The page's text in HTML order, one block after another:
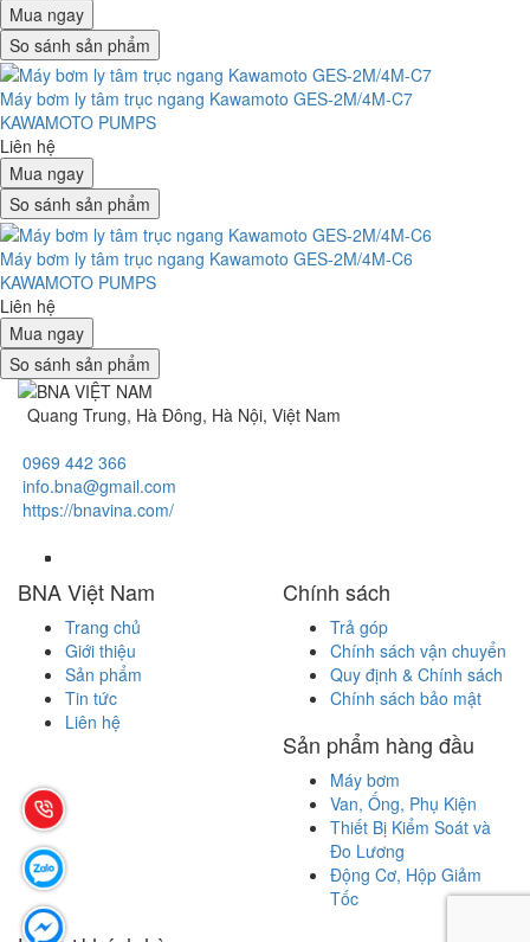
Mua ngay
So sánh sản phẩm
Máy bơm ly tâm trục ngang Kawamoto GES-2M/4M-C7
KAWAMOTO PUMPS
Liên hệ
Mua ngay
So sánh sản phẩm
Máy bơm ly tâm trục ngang Kawamoto GES-2M/4M-C6
KAWAMOTO PUMPS
Liên hệ
Mua ngay
So sánh sản phẩm
Quang Trung, Hà Đông, Hà Nội, Việt Nam
0969 442 366
info.bna@gmail.com
https://bnavina.com/
BNA Việt Nam
Trang chủ
Giới thiệu
Sản phẩm
Tin tức
Liên hệ
Chính sách
Trả góp
Chính sách vận chuyển
Quy định & Chính sách
Chính sách bảo mật
Sản phẩm hàng đầu
Máy bơm
Van, Ống, Phụ Kiện
Thiết Bị Kiểm Soát và
Đo Lương
Động Cơ, Hộp Giảm
Tốc